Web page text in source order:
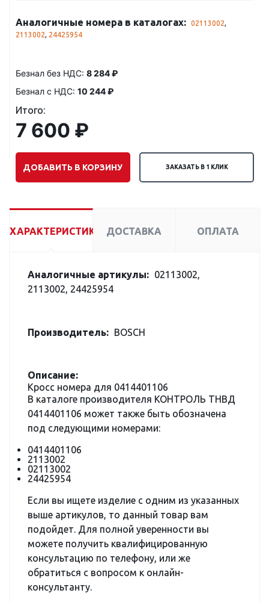
Аналогичные номера в каталогах: 02113002,
2113002, 24425954
Безнал без НДС: 8 284 ₽
Безнал с НДС: 10 244 ₽
Итого:
7 600 ₽
ДОБАВИТЬ В КОРЗИНУ ЗАКАЗАТЬ В 1 КЛИК
ХАРАКТЕРИСТИКИ ДОСТАВКА ОПЛАТА
Аналогичные артикулы: 02113002,
2113002, 24425954
Производитель: BOSCH
Описание:
Кросс номера для 0414401106
В каталоге производителя КОНТРОЛЬ ТНВД
0414401106 может также быть обозначена
под следующими номерами:
0414401106
2113002
02113002
24425954
Если вы ищете изделие с одним из указанных
выше артикулов, то данный товар вам
подойдет. Для полной уверенности вы
можете получить квалифицированную
консультацию по телефону, или же
обратиться с вопросом к онлайн-
консультанту.